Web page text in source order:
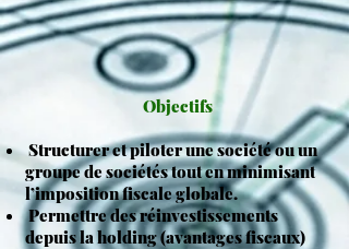
Objectifs
Structurer et piloter une société ou un
groupe de sociétés tout en minimisant
l’imposition fiscale globale.
Permettre des réinvestissements
depuis la holding (avantages fiscaux)